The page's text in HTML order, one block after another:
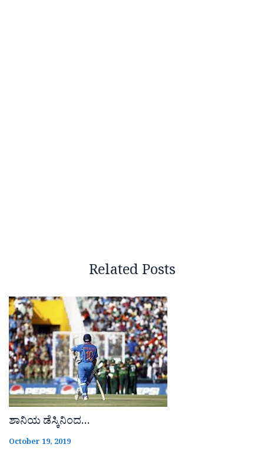
Related Posts
ಶಾನಿಯ ಡೆಸ್ಕಿನಿಂದ…
October 19, 2019